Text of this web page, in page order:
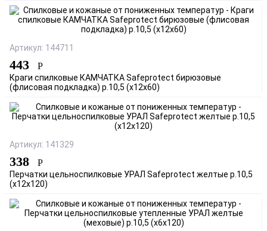
Артикул: 144711
443 Р
Краги спилковые КАМЧАТКА Safeprotect бирюзовые
(флисовая подкладка) р.10,5 (х12х60)
Артикул: 141329
338 Р
Перчатки цельноспилковые УРАЛ Safeprotect желтые р.10,5
(х12х120)